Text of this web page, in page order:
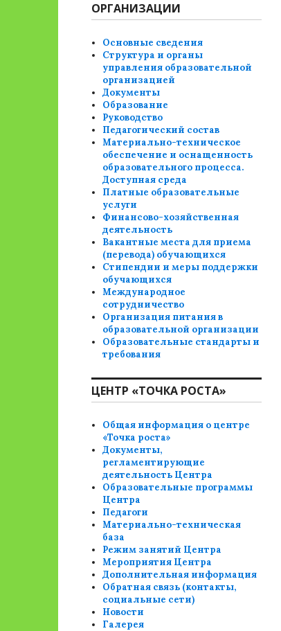
ОРГАНИЗАЦИИ
Основные сведения
Структура и органы
управления образовательной
организацией
Документы
Образование
Руководство
Педагогический состав
Материально-техническое
обеспечение и оснащенность
образовательного процесса.
Доступная среда
Платные образовательные
услуги
Финансово-хозяйственная
деятельность
Вакантные места для приема
(перевода) обучающихся
Стипендии и меры поддержки
обучающихся
Международное
сотрудничество
Организация питания в
образовательной организации
Образовательные стандарты и
требования
ЦЕНТР «ТОЧКА РОСТА»
Общая информация о центре
«Точка роста»
Документы,
регламентирующие
деятельность Центра
Образовательные программы
Центра
Педагоги
Материально-техническая
база
Режим занятий Центра
Мероприятия Центра
Дополнительная информация
Обратная связь (контакты,
социальные сети)
Новости
Галерея